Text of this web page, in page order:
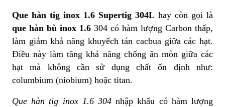
Que hàn tig inox 1.6 Supertig 304L hay còn gọi là
que hàn bù inox 1.6 304 có hàm lượng Carbon thấp,
làm giảm khả năng khuyếch tán cacbua giữa các hạt.
Điều này làm tăng khả năng chống ăn mòn giữa các
hạt mà không cần sử dụng chất ổn định như:
columbium (niobium) hoặc titan.
Que hàn tig inox 1.6 304 nhập khẩu có hàm lượng